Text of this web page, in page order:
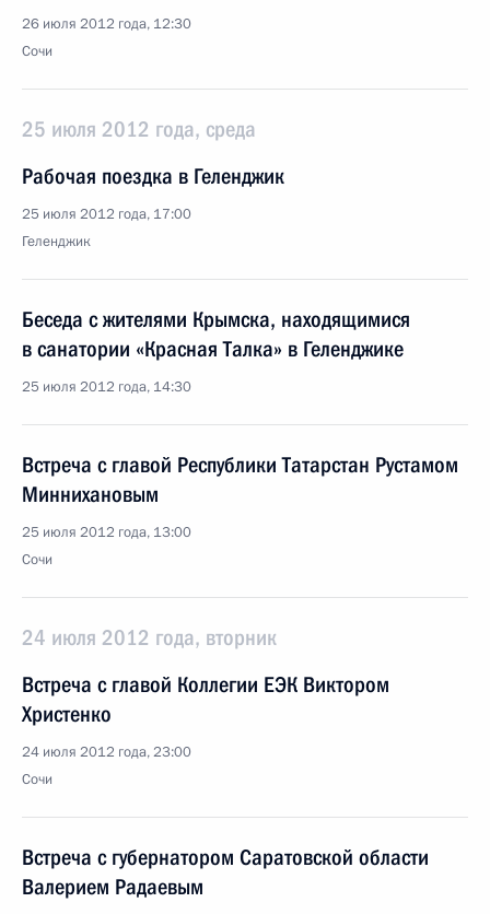
26 июля 2012 года, 12:30
Сочи
25 июля 2012 года, среда
Рабочая поездка в Геленджик
25 июля 2012 года, 17:00
Геленджик
Беседа с жителями Крымска, находящимися
в санатории «Красная Талка» в Геленджике
25 июля 2012 года, 14:30
Встреча с главой Республики Татарстан Рустамом
Миннихановым
25 июля 2012 года, 13:00
Сочи
24 июля 2012 года, вторник
Встреча с главой Коллегии ЕЭК Виктором
Христенко
24 июля 2012 года, 23:00
Сочи
Встреча с губернатором Саратовской области
Валерием Радаевым